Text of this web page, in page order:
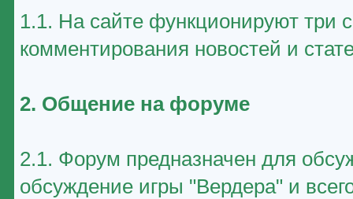
1.1. На сайте функционируют три
комментирования новостей и
2. Общение на форуме
2.1. Форум предназначен для
обсуждение игры "Вердера" и